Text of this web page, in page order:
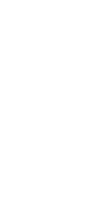
ha
circulación de
Comunidad
afectadas
debido al
une las
De este modo,
iniciarán o
Campoamor,
salida de ejes